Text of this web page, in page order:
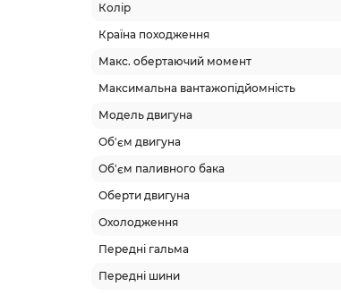
Колір
Країна походження
Макс. обертаючий момент
Максимальна вантажопідйомність
Модель двигуна
Об'єм двигуна
Об'єм паливного бака
Оберти двигуна
Охолодження
Передні гальма
Передні шини